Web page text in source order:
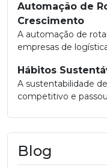
Automação de
Crescimento
A automação de
empresas de
Hábitos
A sustentabilidade
competitivo e
Blog